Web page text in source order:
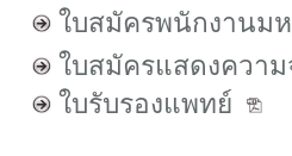
ใบสมัครพนักงานม
ใบสมัครแสดงควา
ใบรับรองแพทย์